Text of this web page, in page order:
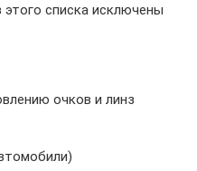
этого списка исключены
очков и линз